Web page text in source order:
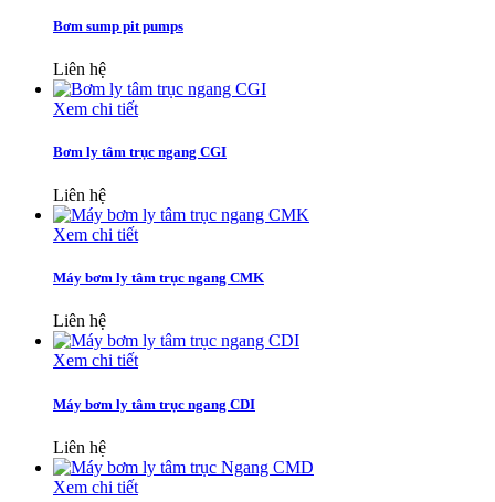
Bơm sump pit pumps
Liên hệ
Xem chi tiết
Bơm ly tâm trục ngang CGI
Liên hệ
Xem chi tiết
Máy bơm ly tâm trục ngang CMK
Liên hệ
Xem chi tiết
Máy bơm ly tâm trục ngang CDI
Liên hệ
Xem chi tiết